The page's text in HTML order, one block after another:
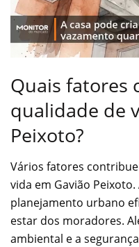
Quais fatores
qualidade de
Peixoto?
Vários fatores
vida em Gavião
planejamento urbano
estar dos moradores.
ambiental e a